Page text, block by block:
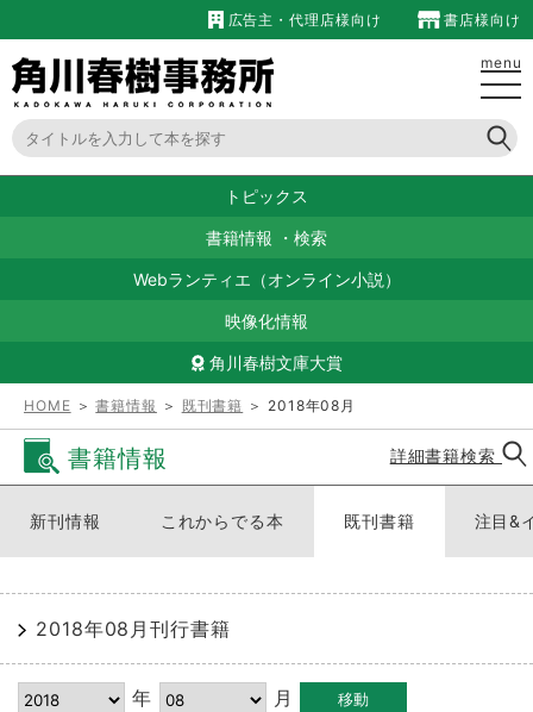
広告主・代理店様向け 書店様向け
menu
トピックス
書籍情報 ・ 検索
Webランティエ（オンライン小説）
映像化情報
角川春樹文庫大賞
HOME ＞書籍情報 ＞ 既刊書籍 ＞ 2018年08月
書籍情報 詳細書籍検索
新刊情報 これからでる本 既刊書籍 注目&
2018年08月刊行書籍
年 月